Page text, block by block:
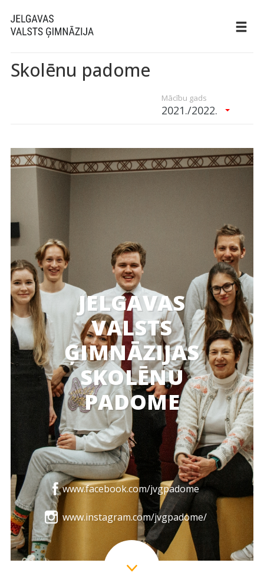
Skolēnu padome
Mācību gads
2021./2022.
JELGAVAS
VALSTS
ĢIMNĀZIJAS
SKOLĒNU
PADOME
www.facebook.com/jvgpadome
www.instagram.com/jvgpadome/